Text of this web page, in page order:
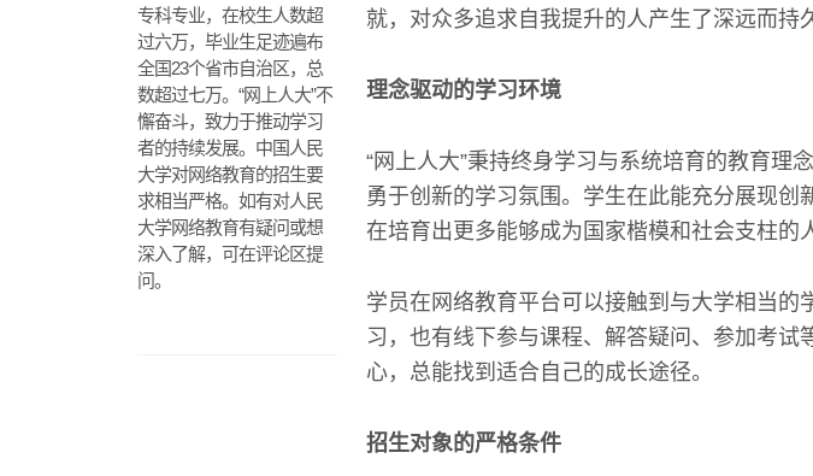
专科专业，在校生人数超
过六万，毕业生足迹遍布
全国23个省市自治区，总
数超过七万。“网上人大”不
懈奋斗，致力于推动学习
者的持续发展。中国人民
大学对网络教育的招生要
求相当严格。如有对人民
大学网络教育有疑问或想
深入了解，可在评论区提
问。
就，对众多追求自我提升的人产生了深远而持
理念驱动的学习环境
“网上人大”秉持终身学习与系统培育的教育理
勇于创新的学习氛围。学生在此能充分展现
在培育出更多能够成为国家楷模和社会支柱的
学员在网络教育平台可以接触到与大学相当
习，也有线下参与课程、解答疑问、参加考
心，总能找到适合自己的成长途径。
招生对象的严格条件